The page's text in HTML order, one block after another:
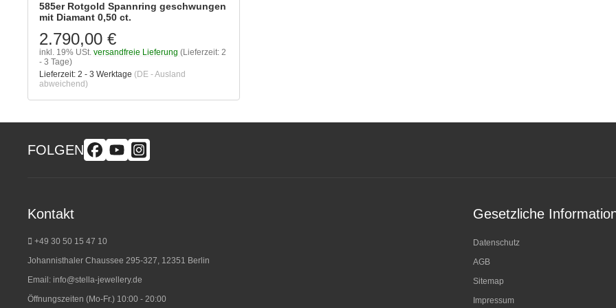
585er Rotgold Spannring geschwungen
mit Diamant 0,50 ct.
2.790,00 €
inkl. 19% USt. versandfreie Lieferung (Lieferzeit: 2
- 3 Tage)
Lieferzeit: 2 - 3 Werktage (DE - Ausland
abweichend)
FOLGEN
Kontakt
+49 30 50 15 47 10
Johannisthaler Chaussee 295-327, 12351 Berlin
Email: info@stella-jewellery.de
Öffnungszeiten (Mo-Fr.) 10:00 - 20:00
Gesetzliche
Datenschutz
AGB
Sitemap
Impressum